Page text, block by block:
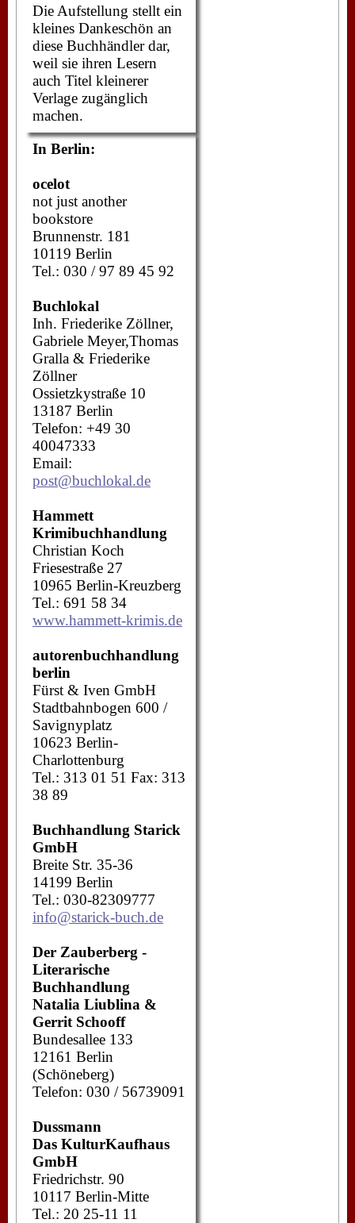
Die Aufstellung stellt ein
kleines Dankeschön an
diese Buchhändler dar,
weil sie ihren Lesern
auch Titel kleinerer
Verlage zugänglich
machen.
In Berlin:
ocelot
not just another
bookstore
Brunnenstr. 181
10119 Berlin
Tel.: 030 / 97 89 45 92
Buchlokal
Inh. Friederike Zöllner,
Gabriele Meyer,Thomas
Gralla & Friederike
Zöllner
Ossietzkystraße 10
13187 Berlin
Telefon: +49 30
40047333
Email:
post@buchlokal.de
Hammett
Krimibuchhandlung
Christian Koch
Friesestraße 27
10965 Berlin-Kreuzberg
Tel.: 691 58 34
www.hammett-krimis.de
autorenbuchhandlung
berlin
Fürst & Iven GmbH
Stadtbahnbogen 600 /
Savignyplatz
10623 Berlin-
Charlottenburg
Tel.: 313 01 51 Fax: 313
38 89
Buchhandlung Starick
GmbH
Breite Str. 35-36
14199 Berlin
Tel.: 030-82309777
info@starick-buch.de
Der Zauberberg -
Literarische
Buchhandlung
Natalia Liublina &
Gerrit Schooff
Bundesallee 133
12161 Berlin
(Schöneberg)
Telefon: 030 / 56739091
Dussmann
Das KulturKaufhaus
GmbH
Friedrichstr. 90
10117 Berlin-Mitte
Tel.: 20 25-11 11